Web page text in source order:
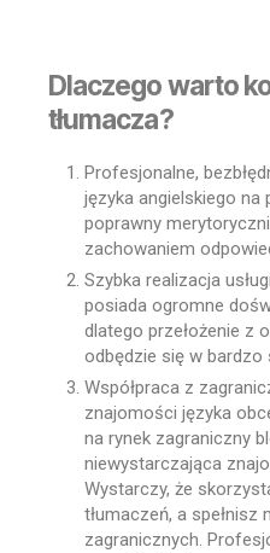
Dlaczego warto
tłumacza?
Profesjonalne,
języka angielskiego
poprawny
zachowaniem
Szybka realizacja
posiada ogromne
dlatego przełożenie z
odbędzie się w bardzo
Współpraca z
znajomości języka
na rynek zagraniczny
niewystarczająca
Wystarczy, że
tłumaczeń, a
zagranicznych.